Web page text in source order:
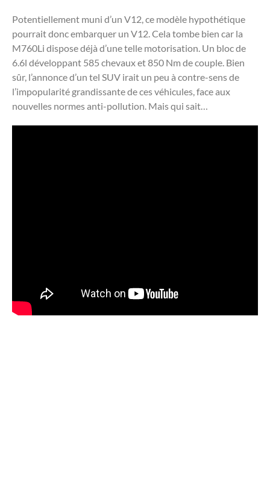
Potentiellement muni d’un V12, ce modèle hypothétique
pourrait donc embarquer un V12. Cela tombe bien car la
M760Li dispose déjà d’une telle motorisation. Un bloc de
6.6l développant 585 chevaux et 850 Nm de couple. Bien
sûr, l’annonce d’un tel SUV irait un peu à contre-sens de
l’impopularité grandissante de ces véhicules, face aux
nouvelles normes anti-pollution. Mais qui sait…